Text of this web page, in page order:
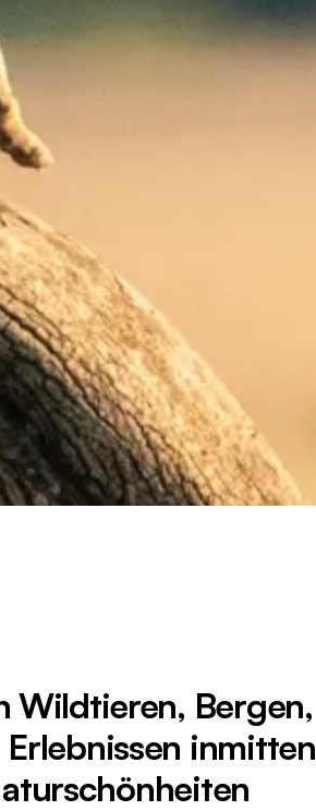
Wildtieren, Bergen,
inmitten